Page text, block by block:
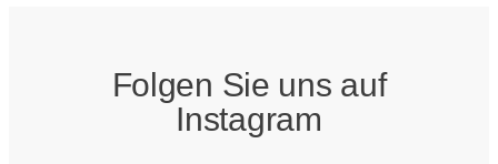
Folgen Sie uns auf
Instagram